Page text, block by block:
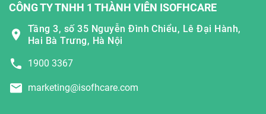
CÔNG TY TNHH 1 THÀNH VIÊN ISOFHCARE
Tầng 3, số 35 Nguyễn Đình Chiểu, Lê Đại Hành,
Hai Bà Trưng, Hà Nội
1900 3367
marketing@isofhcare.com